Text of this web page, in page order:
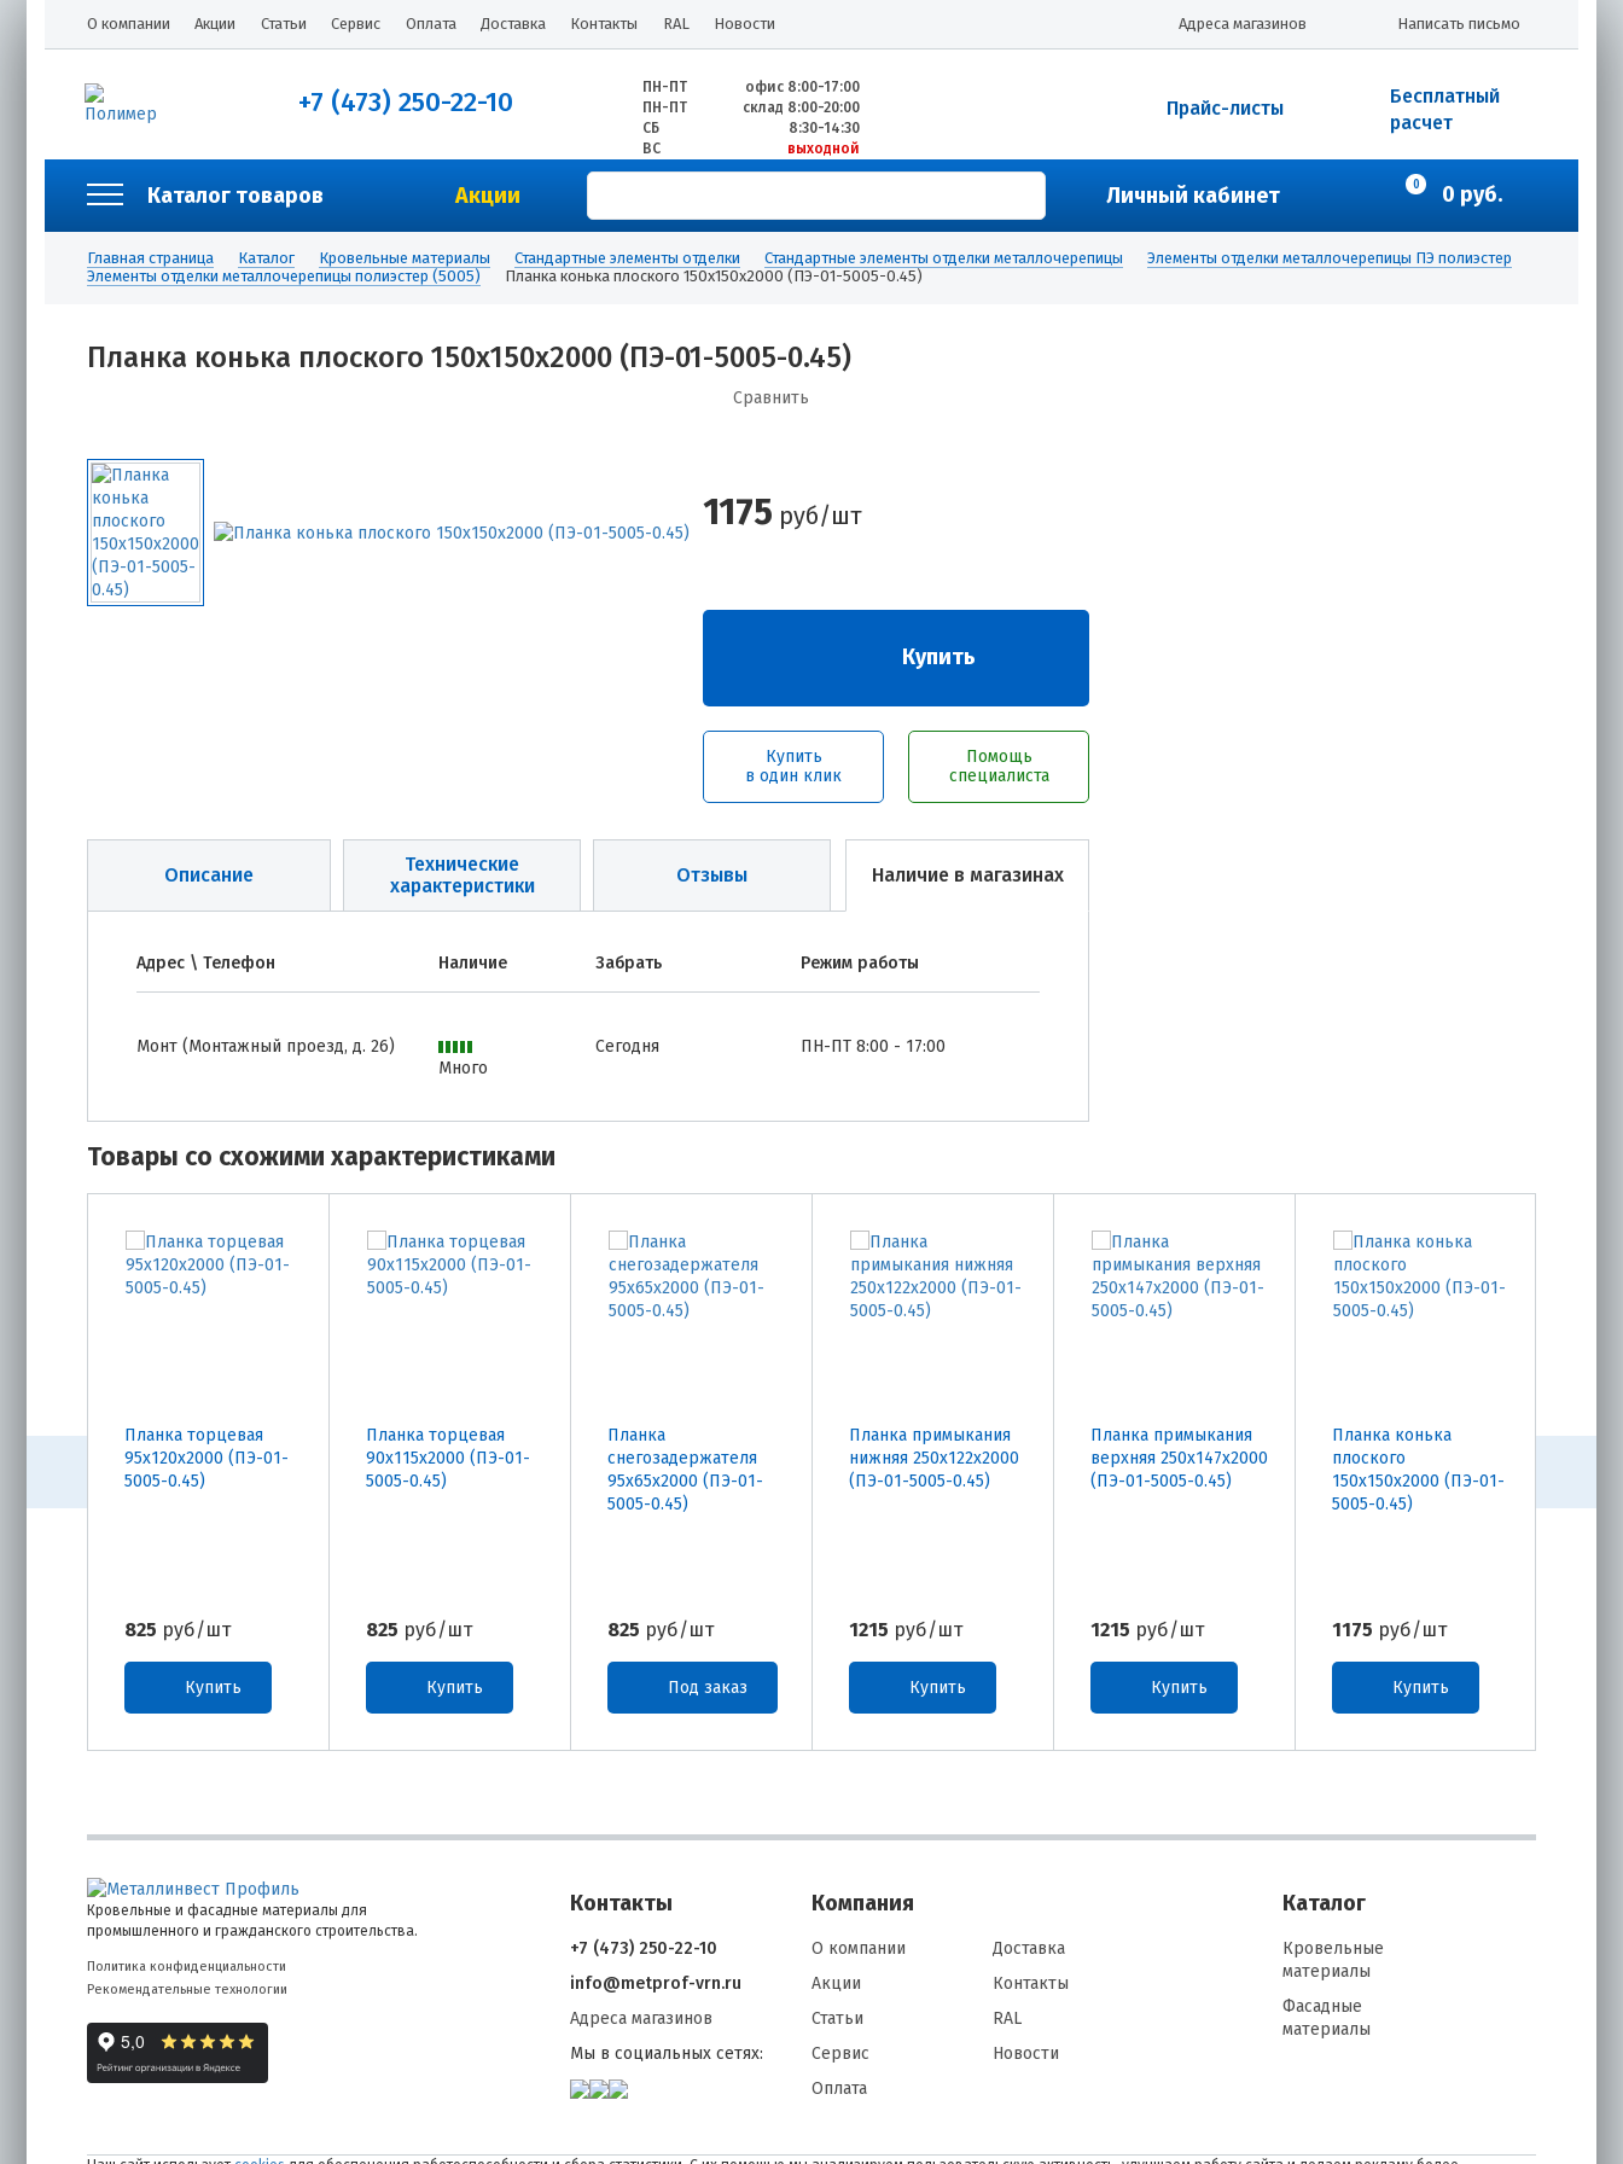
О компании Акции Статьи Сервис Оплата Доставка Контакты RAL Новости Написать письмо
Адреса магазинов
+7 (473) 250-22-10 ПН-ПТ
офис 8:00-17:00
ПН-ПТ
склад 8:00-20:00
СБ
8:30-14:30
ВС
выходной
Бесплатный
расчет
Прайс-листы
Каталог товаров Акции Личный кабинет 0 0 руб.
Главная страница Каталог Кровельные материалы Стандартные элементы отделки Стандартные элементы отделки металлочерепицы
Элементы отделки металлочерепицы ПЭ полиэстер
Элементы отделки металлочерепицы полиэстер (5005)
Планка конька плоского 150х150х2000 (ПЭ-01-5005-0.45)
Планка конька плоского 150х150х2000 (ПЭ-01-5005-0.45)
Сравнить
1175 руб/шт
Купить
Купить
в один клик
Помощь
специалиста
Описание
Технические
характеристики
Отзывы Наличие в магазинах
Адрес \ Телефон Наличие Забрать Режим работы
Монт (Монтажный проезд, д. 26)
Много
Сегодня ПН-ПТ 8:00 - 17:00
Товары со схожими характеристиками
Планка торцевая
95х120х2000 (ПЭ-01-
5005-0.45)
825 руб/шт
Купить
Планка торцевая
90х115х2000 (ПЭ-01-
5005-0.45)
825 руб/шт
Купить
Планка
снегозадержателя
95х65х2000 (ПЭ-01-
5005-0.45)
825 руб/шт
Под заказ
Планка примыкания
нижняя 250х122х2000
(ПЭ-01-5005-0.45)
1215 руб/шт
Купить
Планка примыкания
верхняя 250х147х2000
(ПЭ-01-5005-0.45)
1215 руб/шт
Купить
Планка конька
плоского
150х150х2000 (ПЭ-01-
5005-0.45)
1175 руб/шт
Купить
Кровельные и фасадные материалы для
промышленного и гражданского строительства.
Политика конфиденциальности
Рекомендательные технологии
Контакты
+7 (473) 250-22-10
info@metprof-vrn.ru
Адреса магазинов
Мы в социальных сетях:
Компания
О компании
Акции
Статьи
Сервис
Оплата
Доставка
Контакты
RAL
Новости
Каталог
Кровельные
материалы
Фасадные
материалы